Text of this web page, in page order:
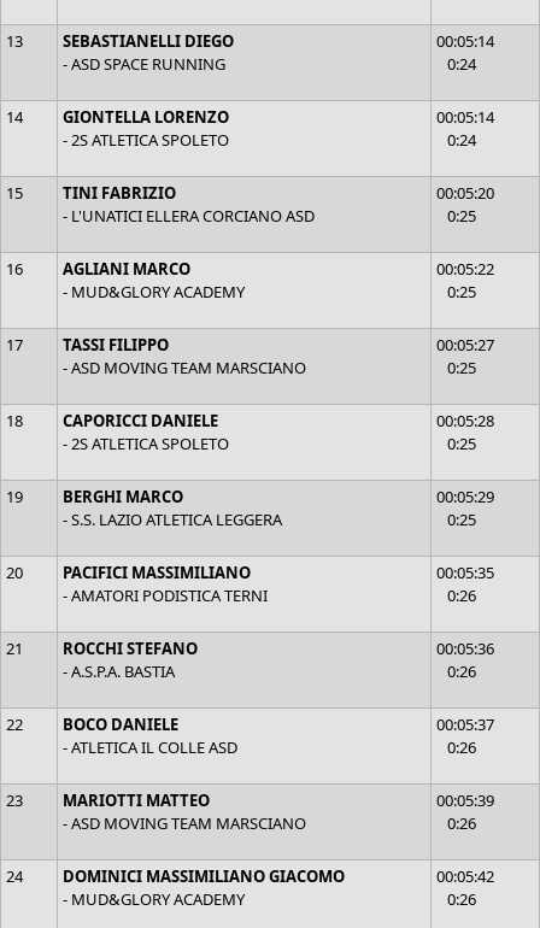
13
SEBASTIANELLI DIEGO
- ASD SPACE RUNNING
00:05:14
0:24
14
GIONTELLA LORENZO
- 2S ATLETICA SPOLETO
00:05:14
0:24
15
TINI FABRIZIO
- L'UNATICI ELLERA CORCIANO ASD
00:05:20
0:25
16
AGLIANI MARCO
- MUD&GLORY ACADEMY
00:05:22
0:25
17
TASSI FILIPPO
- ASD MOVING TEAM MARSCIANO
00:05:27
0:25
18
CAPORICCI DANIELE
- 2S ATLETICA SPOLETO
00:05:28
0:25
19
BERGHI MARCO
- S.S. LAZIO ATLETICA LEGGERA
00:05:29
0:25
20
PACIFICI MASSIMILIANO
- AMATORI PODISTICA TERNI
00:05:35
0:26
21
ROCCHI STEFANO
- A.S.P.A. BASTIA
00:05:36
0:26
22
BOCO DANIELE
- ATLETICA IL COLLE ASD
00:05:37
0:26
23
MARIOTTI MATTEO
- ASD MOVING TEAM MARSCIANO
00:05:39
0:26
24
DOMINICI MASSIMILIANO GIACOMO
- MUD&GLORY ACADEMY
00:05:42
0:26